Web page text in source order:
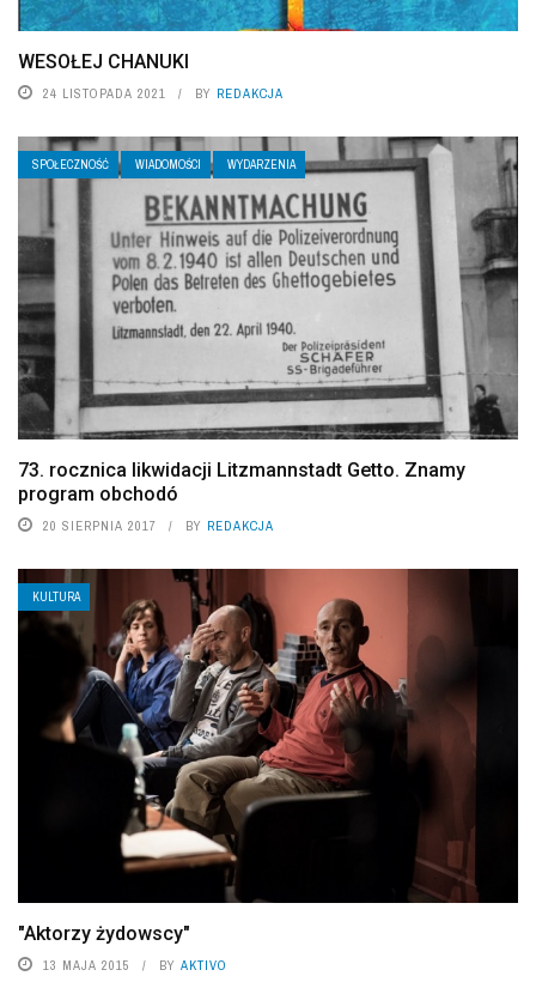
WESOŁEJ CHANUKI
24 LISTOPADA 2021 BY REDAKCJA
SPOŁECZNOŚĆ WIADOMOŚCI WYDARZENIA
73. rocznica likwidacji Litzmannstadt Getto. Znamy
program obchodó
20 SIERPNIA 2017 BY REDAKCJA
KULTURA
"Aktorzy żydowscy"
13 MAJA 2015 BY AKTIVO